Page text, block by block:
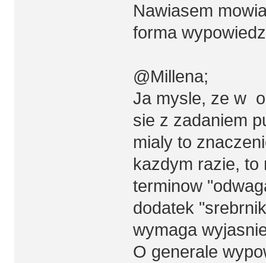
Nawiasem
forma
@Millena;
Ja mysle, ze w
sie z zadaniem
mialy to
kazdym razie, to
terminow
dodatek
wymaga
O generale